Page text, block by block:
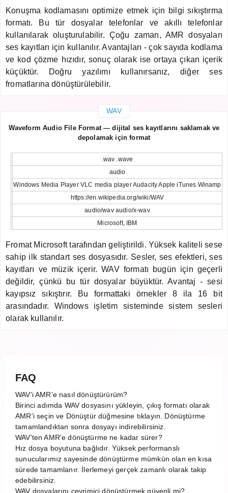
Konuşma kodlamasını optimize etmek için bilgi sıkıştırma
formatı. Bu tür dosyalar telefonlar ve akıllı telefonlar
kullanılarak oluşturulabilir. Çoğu zaman, AMR dosyaları
ses kayıtları için kullanılır. Avantajları - çok sayıda kodlama
ve kod çözme hızıdır, sonuç olarak ise ortaya çıkan içerik
küçüktür. Doğru yazılımı kullanırsanız, diğer ses
fromatlarına dönüştürülebilir.
WAV
Waveform Audio File Format — dijital ses kayıtlarını saklamak ve
depolamak için format
.wav .wave
audio
Windows Media Player VLC media player Audacity Apple iTunes Winamp
https://en.wikipedia.org/wiki/WAV
audio/wav audio/x-wav
Microsoft, IBM
Fromat Microsoft tarafından geliştirildi. Yüksek kaliteli sese
sahip ilk standart ses dosyasıdır. Sesler, ses efektleri, ses
kayıtları ve müzik içerir. WAV formatı bugün için geçerli
değildir, çünkü bu tür dosyalar büyüktür. Avantaj - sesi
kayıpsız sıkıştırır. Bu formattaki örnekler 8 ila 16 bit
arasındadır. Windows işletim sisteminde sistem sesleri
olarak kullanılır.
FAQ
WAV'i AMR'e nasıl dönüştürürüm?
Birinci adımda WAV dosyasını yükleyin, çıkış formatı olarak
AMR'i seçin ve Dönüştür düğmesine tıklayın. Dönüştürme
tamamlandıktan sonra dosyayı indirebilirsiniz.
WAV'ten AMR'e dönüştürme ne kadar sürer?
Hız dosya boyutuna bağlıdır. Yüksek performanslı
sunucularımız sayesinde dönüştürme mümkün olan en kısa
sürede tamamlanır. İlerlemeyi gerçek zamanlı olarak takip
edebilirsiniz.
WAV dosyalarını çevrimiçi dönüştürmek güvenli mi?